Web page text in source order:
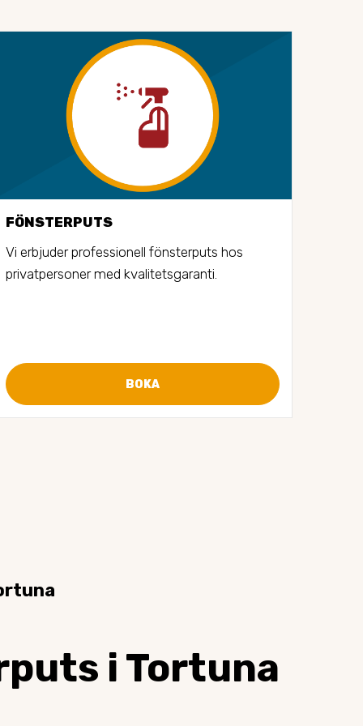
FÖNSTERPUTS
Vi erbjuder professionell fönsterputs hos
privatpersoner med kvalitetsgaranti.
BOKA
i Tortuna